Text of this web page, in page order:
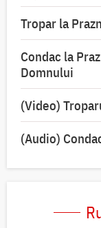
Tropar la
Condac la
Domnului
(Video)
(Audio)